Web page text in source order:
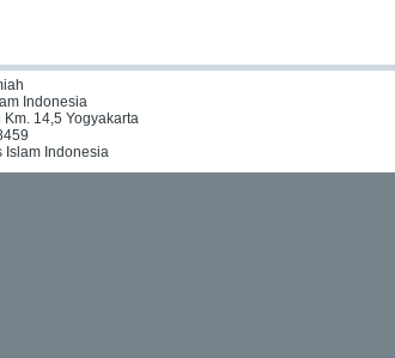
Indonesia
14,5 Yogyakarta
Islam Indonesia